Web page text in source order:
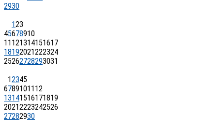
2930
123
45678910
11121314151617
18192021222324
25262728293031
12345
6789101112
13141516171819
20212223242526
27282930